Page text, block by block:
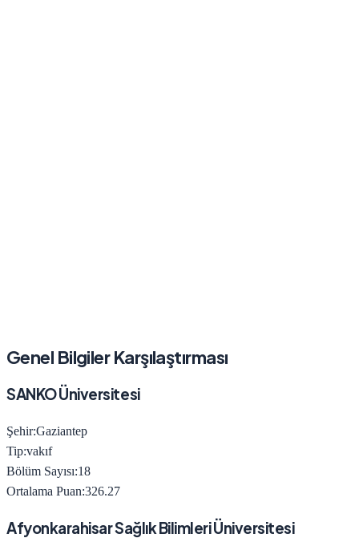
Genel Bilgiler Karşılaştırması
SANKO Üniversitesi
Şehir:Gaziantep
Tip:vakıf
Bölüm Sayısı:18
Ortalama Puan:326.27
Afyonkarahisar Sağlık Bilimleri Üniversitesi